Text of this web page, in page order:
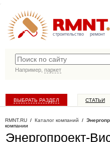
строительство ремонт
Например, паркет
ВЫБРАТЬ РАЗДЕЛ СТАТЬИ
RMNT.RU / Каталог компаний /
компании
Энергопроект-